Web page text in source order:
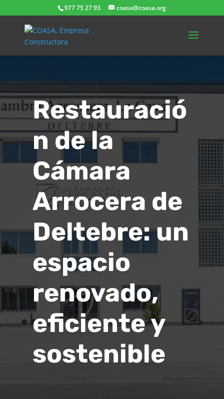
977 75 27 93 coasa@coasa.org
Restauració
n de la
Cámara
Arrocera de
Deltebre: un
espacio
renovado,
eficiente y
sostenible